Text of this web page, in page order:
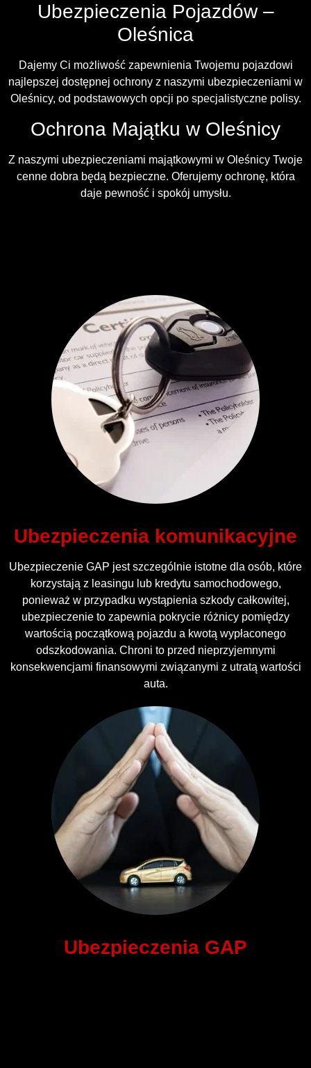
Ubezpieczenia Pojazdów –
Oleśnica
Dajemy Ci możliwość zapewnienia Twojemu pojazdowi
najlepszej dostępnej ochrony z naszymi ubezpieczeniami w
Oleśnicy, od podstawowych opcji po specjalistyczne polisy.
Ochrona Majątku w Oleśnicy
Z naszymi ubezpieczeniami majątkowymi w Oleśnicy Twoje
cenne dobra będą bezpieczne. Oferujemy ochronę, która
daje pewność i spokój umysłu.
Ubezpieczenia komunikacyjne
Ubezpieczenie GAP jest szczególnie istotne dla osób, które
korzystają z leasingu lub kredytu samochodowego,
ponieważ w przypadku wystąpienia szkody całkowitej,
ubezpieczenie to zapewnia pokrycie różnicy pomiędzy
wartością początkową pojazdu a kwotą wypłaconego
odszkodowania. Chroni to przed nieprzyjemnymi
konsekwencjami finansowymi związanymi z utratą wartości
auta.
Ubezpieczenia GAP